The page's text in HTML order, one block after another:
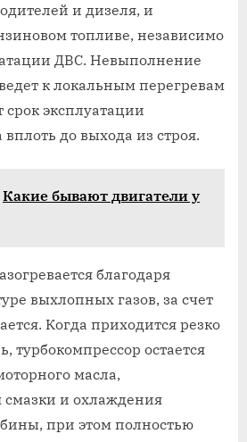
и дизеля, и
топливе, независимо
ДВС. Невыполнение
к локальным перегревам
срок эксплуатации
до выхода из строя.
Какие бывают двигатели у
благодаря
выхлопных газов, за счет
Когда приходится резко
турбокомпрессор остается
масла,
смазки и охлаждения
при этом полностью